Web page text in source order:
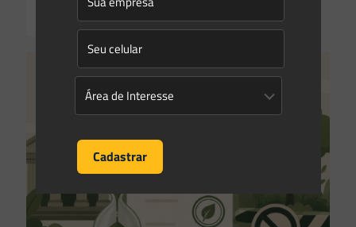
Read more